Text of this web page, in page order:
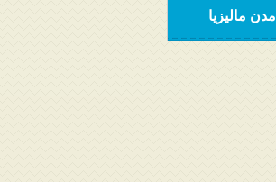
مدن ماليزيا